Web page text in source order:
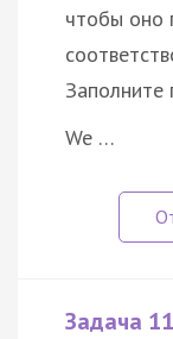
чтобы оно
Заполните
We …
Задача